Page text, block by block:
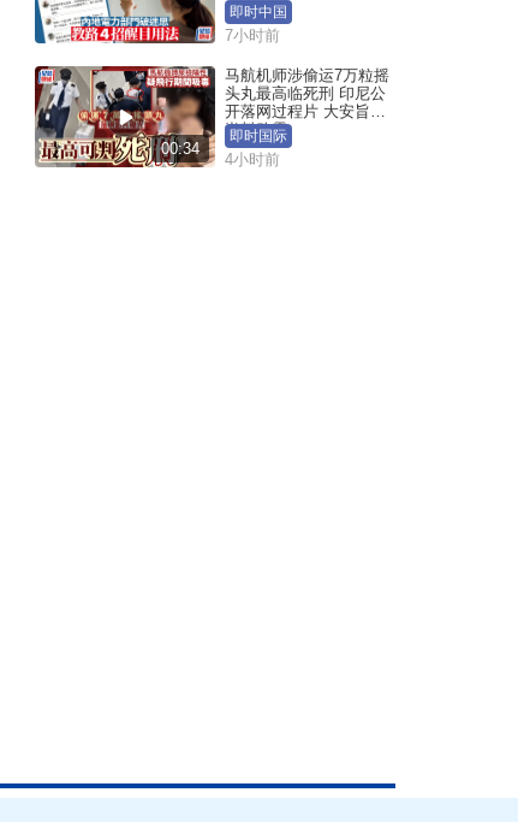
即时中国
7小时前
00:34
马航机师涉偷运7万粒摇
头丸最高临死刑 印尼公
开落网过程片 大安旨意
岂料败露
即时国际
4小时前